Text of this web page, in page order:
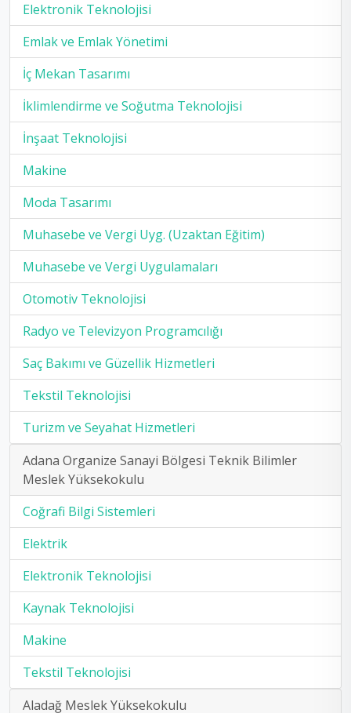
Elektronik Teknolojisi
Emlak ve Emlak Yönetimi
İç Mekan Tasarımı
İklimlendirme ve Soğutma Teknolojisi
İnşaat Teknolojisi
Makine
Moda Tasarımı
Muhasebe ve Vergi Uyg. (Uzaktan Eğitim)
Muhasebe ve Vergi Uygulamaları
Otomotiv Teknolojisi
Radyo ve Televizyon Programcılığı
Saç Bakımı ve Güzellik Hizmetleri
Tekstil Teknolojisi
Turizm ve Seyahat Hizmetleri
Adana Organize Sanayi Bölgesi Teknik Bilimler
Meslek Yüksekokulu
Coğrafi Bilgi Sistemleri
Elektrik
Elektronik Teknolojisi
Kaynak Teknolojisi
Makine
Tekstil Teknolojisi
Aladağ Meslek Yüksekokulu